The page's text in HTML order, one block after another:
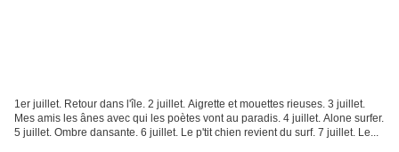
1er juillet. Retour dans l'île. 2 juillet. Aigrette et mouettes rieuses. 3 juillet.
Mes amis les ânes avec qui les poètes vont au paradis. 4 juillet. Alone surfer.
5 juillet. Ombre dansante. 6 juillet. Le p'tit chien revient du surf. 7 juillet. Le...